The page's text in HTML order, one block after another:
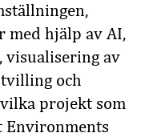
med hjälp av AI,
av
och
projekt som
Environments